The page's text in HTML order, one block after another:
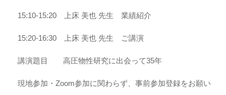
15:10-15:20 上床 美也 先生 業績紹介
15:20-16:30 上床 美也 先生 ご講演
講演題目 高圧物性研究に出会って35年
現地参加・Zoom参加に関わらず、事前参加登録をお願い